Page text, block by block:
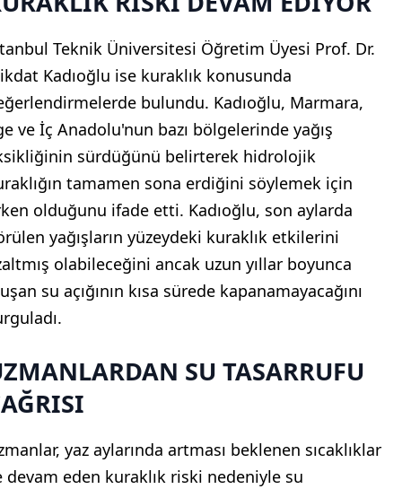
Teknik Üniversitesi Öğretim Üyesi Prof. Dr.
Kadıoğlu ise kuraklık konusunda
bulundu. Kadıoğlu, Marmara,
ve İç Anadolu'nun bazı bölgelerinde yağış
sürdüğünü belirterek hidrolojik
tamamen sona erdiğini söylemek için
olduğunu ifade etti. Kadıoğlu, son aylarda
yağışların yüzeydeki kuraklık etkilerini
olabileceğini ancak uzun yıllar boyunca
su açığının kısa sürede kapanamayacağını
SU TASARRUFU
yaz aylarında artması beklenen sıcaklıklar
devam eden kuraklık riski nedeniyle su